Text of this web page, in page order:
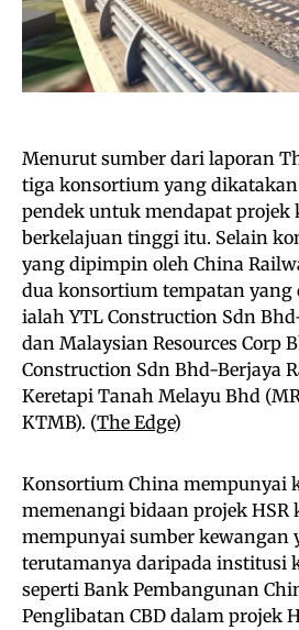
Menurut sumber dari laporan
tiga konsortium yang
pendek untuk mendapat projek
berkelajuan tinggi itu. Selain
yang dipimpin oleh China
dua konsortium tempatan yang
ialah YTL Construction Sdn
dan Malaysian Resources Corp
Construction Sdn Bhd-Berjaya
Keretapi Tanah Melayu Bhd
KTMB). (The Edge)
Konsortium China mempunyai
memenangi bidaan projek HSR
mempunyai sumber kewangan
terutamanya daripada institusi
seperti Bank Pembangunan
Penglibatan CBD dalam projek